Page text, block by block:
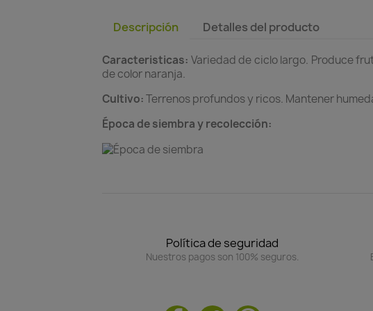
Descripción Detalles del producto
Caracteristicas: Variedad de ciclo largo. Produce
de color naranja.
Cultivo:Terrenos profundos y ricos. Mantener
Época de siembra y recolección:
Política de seguridad
Nuestros pagos son 100% seguros.